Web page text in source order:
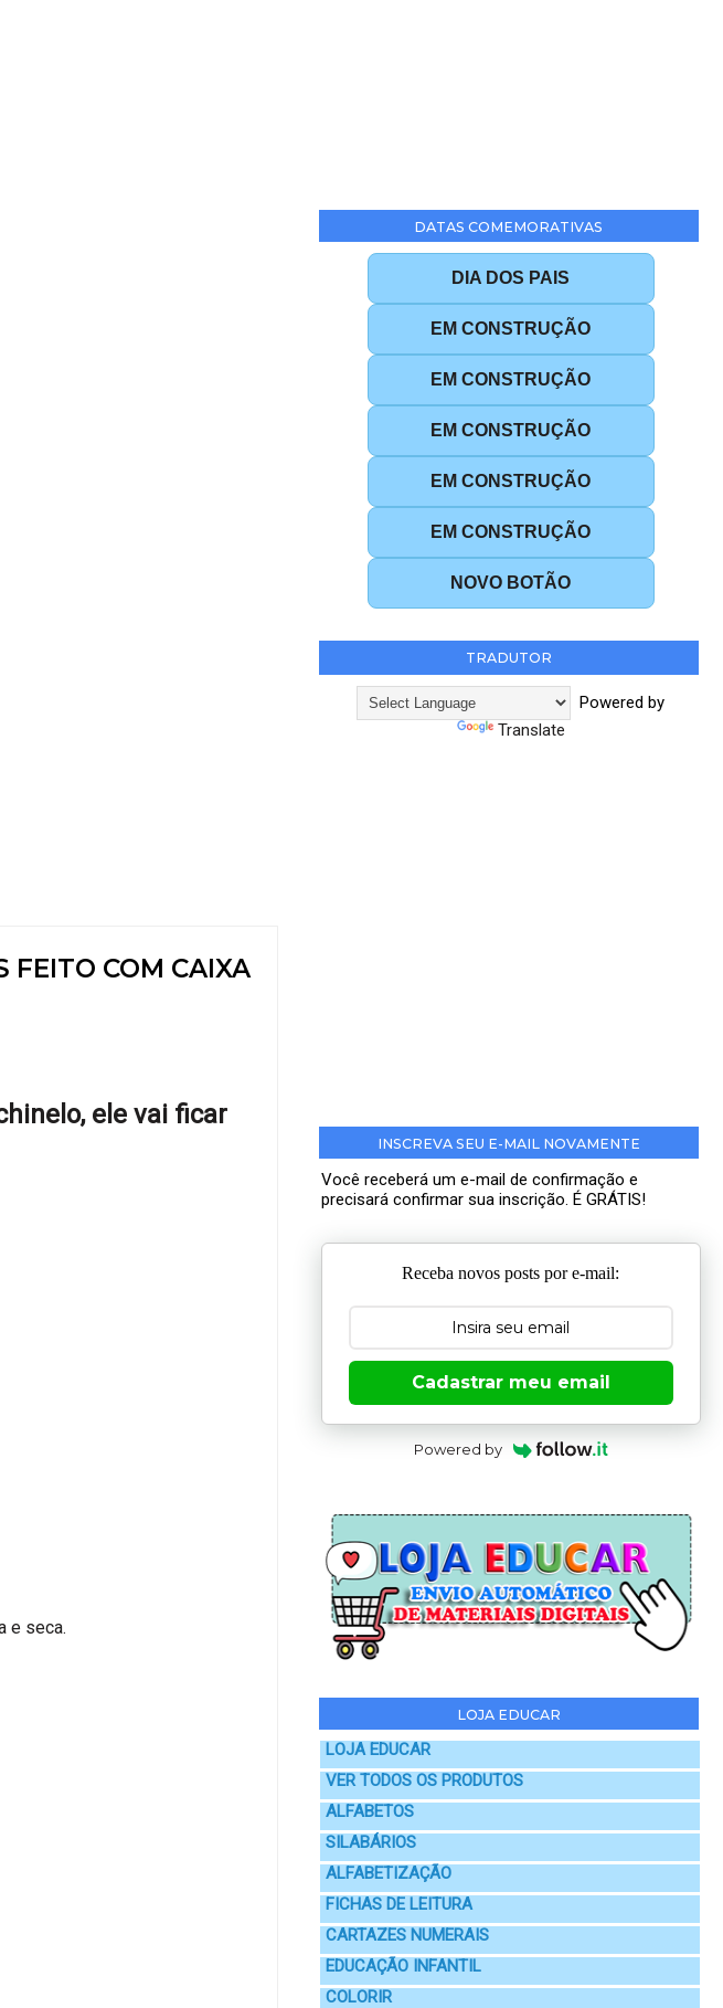
FEITO COM CAIXA
ele vai ficar
e seca.
DATAS COMEMORATIVAS
DIA DOS PAIS
EM CONSTRUÇÃO
EM CONSTRUÇÃO
EM CONSTRUÇÃO
EM CONSTRUÇÃO
EM CONSTRUÇÃO
NOVO BOTÃO
TRADUTOR
Powered by
Translate
INSCREVA SEU E-MAIL NOVAMENTE
Você receberá um e-mail de confirmação e
precisará confirmar sua inscrição. É GRÁTIS!
Receba novos posts por e-mail:
Cadastrar meu email
Powered by
LOJA EDUCAR
LOJA EDUCAR
VER TODOS OS PRODUTOS
ALFABETOS
SILABÁRIOS
ALFABETIZAÇÃO
FICHAS DE LEITURA
CARTAZES NUMERAIS
EDUCAÇÃO INFANTIL
COLORIR